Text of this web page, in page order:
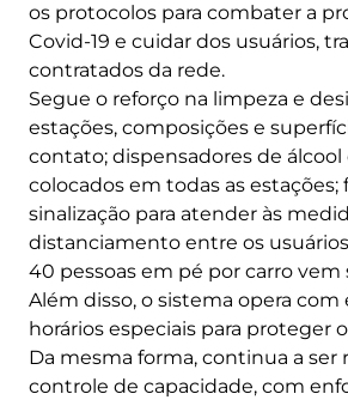
os protocolos para combater a
Covid-19 e cuidar dos usuários,
contratados da rede.
Segue o reforço na limpeza e
estações, composições e
contato; dispensadores de
colocados em todas as estações;
sinalização para atender às
distanciamento entre os
40 pessoas em pé por carro
Além disso, o sistema opera com
horários especiais para proteger
Da mesma forma, continua a ser
controle de capacidade, com